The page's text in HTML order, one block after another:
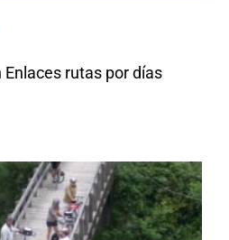
Enlaces rutas por días